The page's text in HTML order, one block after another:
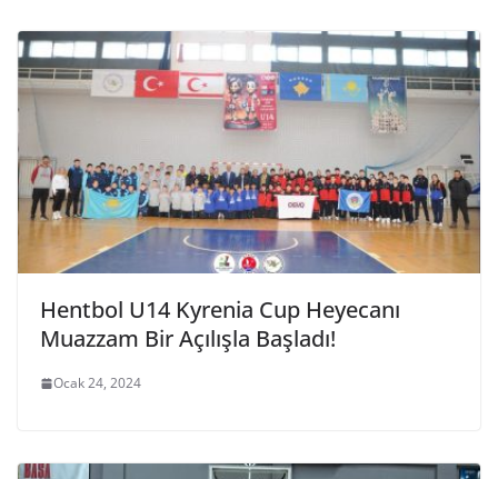
Hentbol U14 Kyrenia Cup Heyecanı
Muazzam Bir Açılışla Başladı!
Ocak 24, 2024